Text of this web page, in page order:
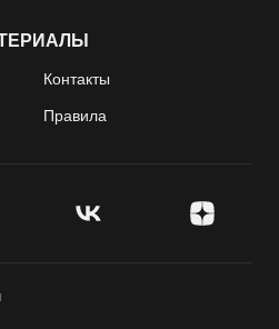
Контакты
Правила